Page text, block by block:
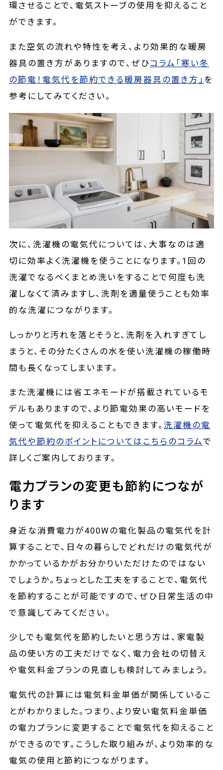
環させることで、電気ストーブの使用を抑えること
ができます。
また空気の流れや特性を考え、より効果的な暖房
器具の置き方がありますので、ぜひ コラム「寒い冬
の節電！電気代を節約できる暖房器具の置き方」 を
参考にしてみてください。
次に、洗濯機の電気代については、大事なのは適
切に効率よく洗濯機を使うことになります。1回の
洗濯でなるべくまとめ洗いをすることで何度も洗
濯しなくて済みますし、洗剤を適量使うことも効率
的な洗濯につながります。
しっかりと汚れを落とそうと、洗剤を入れすぎてし
まうと、その分たくさんの水を使い洗濯機の稼働時
間も長くなってしまいます。
また洗濯機には省エネモードが搭載されているモ
デルもありますので、より節電効果の高いモードを
使って電気代を抑えることもできます。洗濯機の電
気代や節約のポイントについてはこちらのコラムで
詳しくご案内しております。
電力プランの変更も節約につなが
ります
身近な消費電力が400Wの電化製品の電気代を計
算することで、日々の暮らしでどれだけの電気代が
かかっているかがお分かりいただけたのではない
でしょうか。ちょっとした工夫をすることで、電気代
を節約することが可能ですので、ぜひ日常生活の中
で意識してみてください。
少しでも電気代を節約したいと思う方は、家電製
品の使い方の工夫だけでなく、電力会社の切替え
や電気料金プランの見直しも検討してみましょう。
電気代の計算には電気料金単価が関係しているこ
とがわかりました。つまり、より安い電気料金単価
の電力プランに変更することで電気代を抑えること
ができるのです。こうした取り組みが、より効率的な
電気の使用と節約につながります。